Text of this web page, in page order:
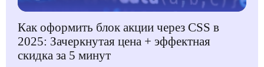
Как оформить блок акции через CSS в
2025: Зачеркнутая цена + эффектная
скидка за 5 минут